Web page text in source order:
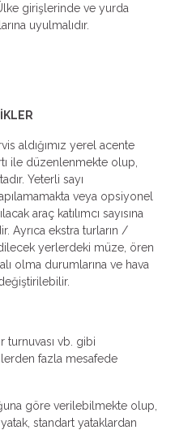
girişlerinde ve yurda
uyulmalıdır.
aldığımız yerel acente
ile düzenlenmekte olup,
Yeterli sayı
veya opsiyonel
araç katılımcı sayısına
Ayrıca ekstra turların /
yerlerdeki müze, ören
olma durumlarına ve hava
turnuvası vb. gibi
fazla mesafede
göre verilebilmekte olup,
standart yataklardan